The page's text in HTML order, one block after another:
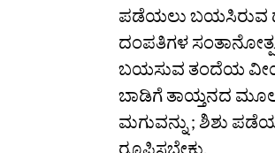
ಪಡೆಯಲು ಬಯಸಿರುವ
ದಂಪತಿಗಳ
ಬಯಸುವ ತಂದೆಯ
ಬಾಡಿಗೆ ತಾಯ್ತನದ
ಮಗುವನ್ನು ; ಶಿಶು
ರೂಪಿಸಬೇಕು.